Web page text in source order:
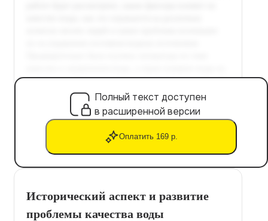
Полный текст доступен
в расширенной версии
Оплатить 169 р.
Исторический аспект и развитие
проблемы качества воды